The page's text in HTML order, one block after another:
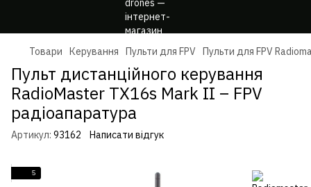
Товари Керування Пульти для FPV Пульти для FPV
Пульт дистанційного керування
RadioMaster TX16s Mark II – FPV
радіоапаратура
Артикул: 93162 Написати відгук
5